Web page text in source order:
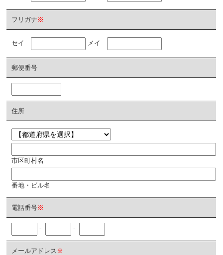
フリガナ ※
セイ メイ
郵便番号
住所
市区町村名
番地・ビル名
電話番号※
- -
メールアドレス ※